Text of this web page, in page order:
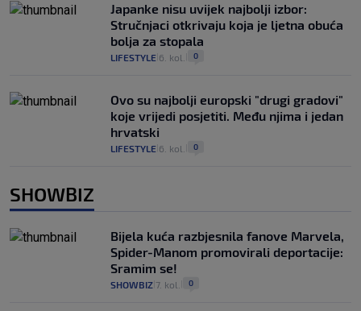
Japanke nisu uvijek najbolji izbor:
Stručnjaci otkrivaju koja je ljetna obuća
bolja za stopala
LIFESTYLE 6. kol. 0
Ovo su najbolji europski "drugi gradovi"
koje vrijedi posjetiti. Među njima i jedan
hrvatski
LIFESTYLE 6. kol. 0
SHOWBIZ
Bijela kuća razbjesnila fanove Marvela,
Spider-Manom promovirali deportacije:
Sramim se!
SHOWBIZ 7. kol. 0